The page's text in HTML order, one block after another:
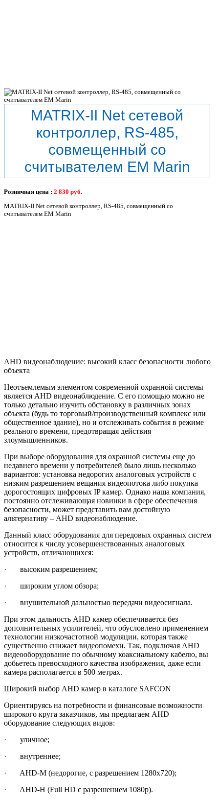
MATRIX-II Net сетевой
контроллер, RS-485,
совмещенный со
считывателем EM Marin
Розничная цена : 2 830 руб.
MATRIX-II Net сетевой контроллер, RS-485, совмещенный со
считывателем EM Marin
AHD видеонаблюдение: высокий класс безопасности любого
объекта
Неотъемлемым элементом современной охранной системы
является AHD видеонаблюдение. С его помощью можно не
только детально изучить обстановку в различных зонах
объекта (будь то торговый/производственный комплекс или
общественное здание), но и отслеживать события в режиме
реального времени, предотвращая действия
злоумышленников.
При выборе оборудования для охранной системы еще до
недавнего времени у потребителей было лишь несколько
вариантов: установка недорогих аналоговых устройств с
низким разрешением вещания видеопотока либо покупка
дорогостоящих цифровых IP камер. Однако наша компания,
постоянно отслеживающая новинки в сфере обеспечения
безопасности, может представить вам достойную
альтернативу – AHD видеонаблюдение.
Данный класс оборудования для передовых охранных систем
относится к числу усовершенствованных аналоговых
устройств, отличающихся:
· высоким разрешением;
· широким углом обзора;
· внушительной дальностью передачи видеосигнала.
При этом дальность AHD камер обеспечивается без
дополнительных усилителей, что обусловлено применением
технологии низкочастотной модуляции, которая также
существенно снижает видеопомехи. Так, подключая AHD
видеооборудование по обычному коаксиальному кабелю, вы
добьетесь превосходного качества изображения, даже если
камера располагается в 500 метрах.
Широкий выбор AHD камер в каталоге SAFCON
Ориентируясь на потребности и финансовые возможности
широкого круга заказчиков, мы предлагаем AHD
оборудование следующих видов:
· уличное;
· внутреннее;
· AHD-M (недорогие, с разрешением 1280х720);
· AHD-H (Full HD с разрешением 1080р).